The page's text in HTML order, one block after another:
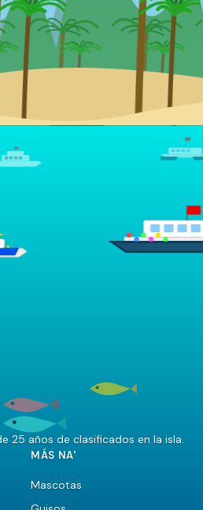
25 años de clasificados en la isla.
MÁS NA'
Mascotas